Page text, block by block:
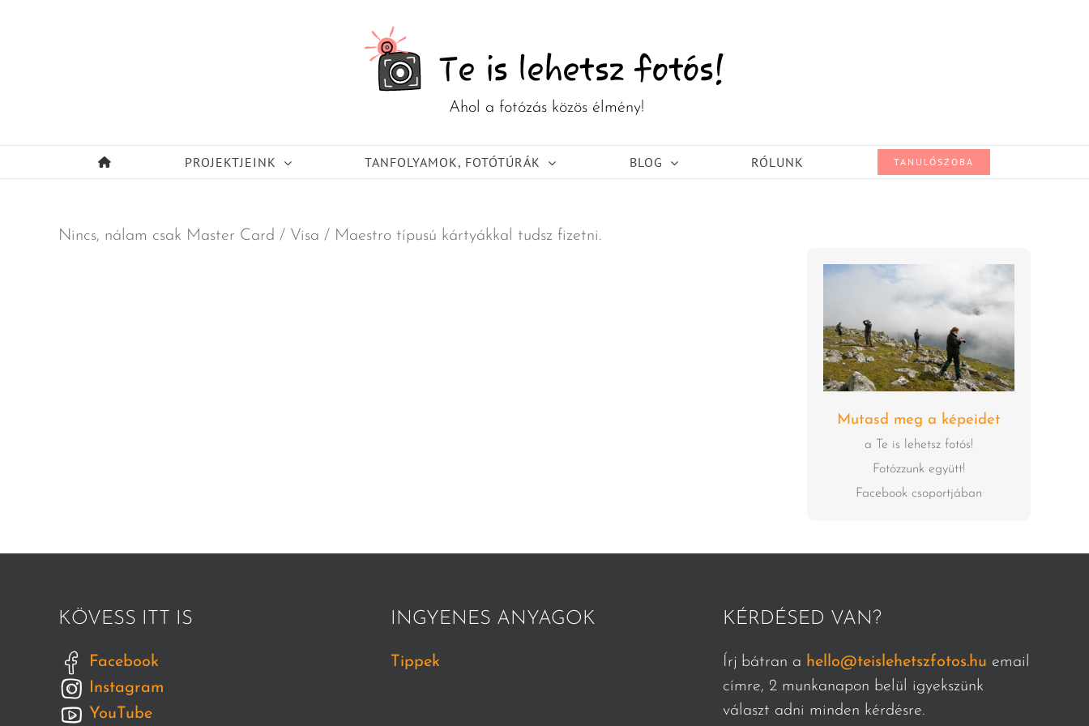
PROJEKTJEINK TANFOLYAMOK, FOTÓTÚRÁK BLOG RÓLUNK TANULÓSZOBA
Nincs, nálam csak Master Card / Visa / Maestro típusú kártyákkal tudsz fizetni.
Mutasd meg a képeidet
a Te is lehetsz fotós!
Fotózzunk együtt!
Facebook csoportjában
KÖVESS ITT IS
Facebook
Instagram
YouTube
INGYENES ANYAGOK
Tippek
KÉRDÉSED VAN?
Írj bátran a hello@teislehetszfotos.hu email
címre, 2 munkanapon belül igyekszünk
választ adni minden kérdésre.